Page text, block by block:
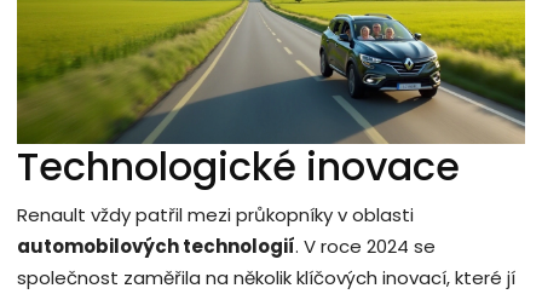
Technologické inovace
Renault vždy patřil mezi průkopníky v oblasti
automobilových technologií. V roce 2024 se
společnost zaměřila na několik klíčových inovací, které jí